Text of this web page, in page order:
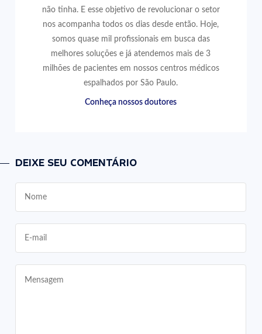
não tinha. E esse objetivo de revolucionar o setor
nos acompanha todos os dias desde então. Hoje,
somos quase mil profissionais em busca das
melhores soluções e já atendemos mais de 3
milhões de pacientes em nossos centros médicos
espalhados por São Paulo.
Conheça nossos doutores
DEIXE SEU COMENTÁRIO